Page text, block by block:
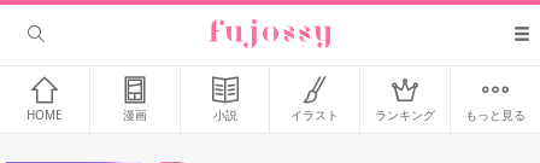
HOME 漫画 小説 イラスト ランキング もっと見る